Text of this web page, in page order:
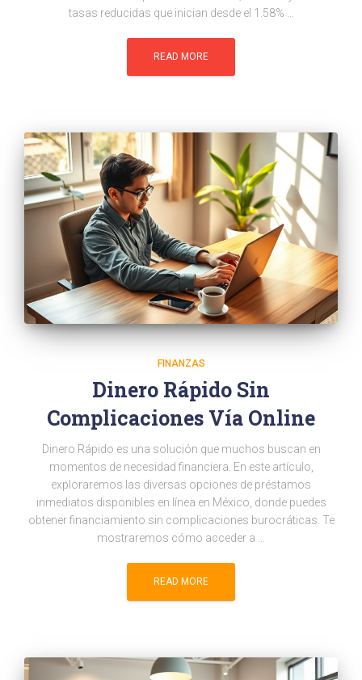
tasas reducidas que inician desde el 1.58% …
READ MORE
FINANZAS
Dinero Rápido Sin
Complicaciones Vía Online
Dinero Rápido es una solución que muchos buscan en
momentos de necesidad financiera. En este artículo,
exploraremos las diversas opciones de préstamos
inmediatos disponibles en línea en México, donde puedes
obtener financiamiento sin complicaciones burocráticas. Te
mostraremos cómo acceder a …
READ MORE